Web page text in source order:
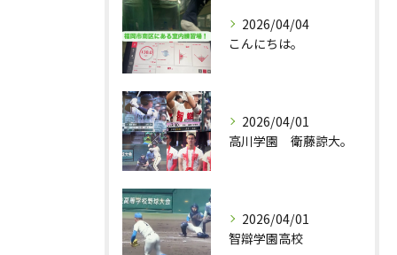
2026/04/04
こんにちは。
2026/04/01
高川学園 衛藤諒大。
2026/04/01
智辯学園高校